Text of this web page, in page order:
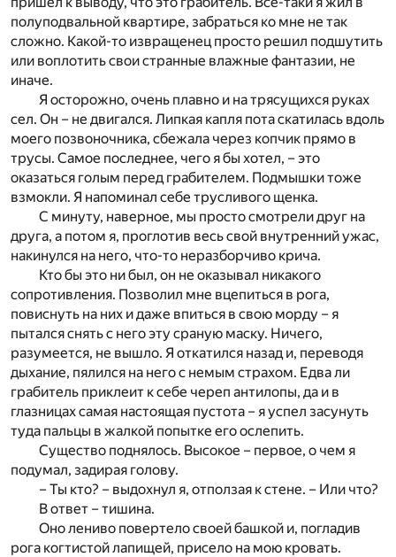
полуподвальной квартире, забраться ко мне не так
сложно. Какой-то извращенец просто решил подшутить
или воплотить свои странные влажные фантазии, не
иначе.
Я осторожно, очень плавно и на трясущихся руках
сел. Он – не двигался. Липкая капля пота скатилась вдоль
моего позвоночника, сбежала через копчик прямо в
трусы. Самое последнее, чего я бы хотел, – это
оказаться голым перед грабителем. Подмышки тоже
взмокли. Я напоминал себе трусливого щенка.
С минуту, наверное, мы просто смотрели друг на
друга, а потом я, проглотив весь свой внутренний ужас,
накинулся на него, что-то неразборчиво крича.
Кто бы это ни был, он не оказывал никакого
сопротивления. Позволил мне вцепиться в рога,
повиснуть на них и даже впиться в свою морду – я
пытался снять с него эту сраную маску. Ничего,
разумеется, не вышло. Я откатился назад и, переводя
дыхание, пялился на него с немым страхом. Едва ли
грабитель приклеит к себе череп антилопы, да и в
глазницах самая настоящая пустота – я успел засунуть
туда пальцы в жалкой попытке его ослепить.
Существо поднялось. Высокое – первое, о чем я
подумал, задирая голову.
– Ты кто? – выдохнул я, отползая к стене. – Или что?
В ответ – тишина.
Оно лениво повертело своей башкой и, погладив
рога когтистой лапищей, присело на мою кровать.